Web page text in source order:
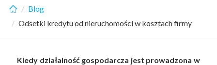
Blog
Odsetki kredytu od nieruchomości w kosztach firmy
Kiedy działalność gospodarcza jest prowadzona w